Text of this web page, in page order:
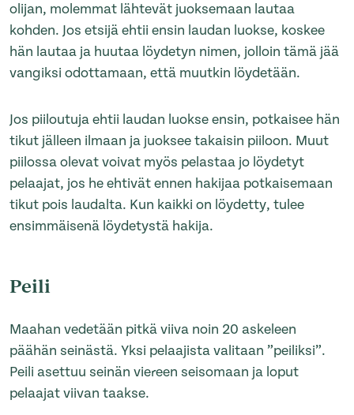
olijan, molemmat lähtevät juoksemaan lautaa
kohden. Jos etsijä ehtii ensin laudan luokse, koskee
hän lautaa ja huutaa löydetyn nimen, jolloin tämä jää
vangiksi odottamaan, että muutkin löydetään.
Jos piiloutuja ehtii laudan luokse ensin, potkaisee hän
tikut jälleen ilmaan ja juoksee takaisin piiloon. Muut
piilossa olevat voivat myös pelastaa jo löydetyt
pelaajat, jos he ehtivät ennen hakijaa potkaisemaan
tikut pois laudalta. Kun kaikki on löydetty, tulee
ensimmäisenä löydetystä hakija.
Peili
Maahan vedetään pitkä viiva noin 20 askeleen
päähän seinästä. Yksi pelaajista valitaan ”peiliksi”.
Peili asettuu seinän viereen seisomaan ja loput
pelaajat viivan taakse.